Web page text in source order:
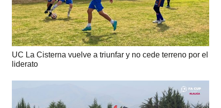
UC La Cisterna vuelve a triunfar y no cede terreno por el
liderato